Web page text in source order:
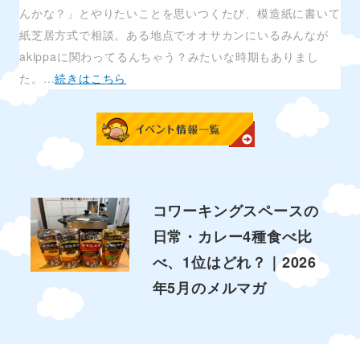
んかな？」とやりたいことを思いつくたび、模造紙に書いて
紙芝居方式で相談。ある地点でオオサカンにいるみんなが
akippaに関わってるんちゃう？みたいな時期もありまし
た。…続きはこちら
コワーキングスペースの
日常・カレー4種食べ比
べ、1位はどれ？｜2026
年5月のメルマガ